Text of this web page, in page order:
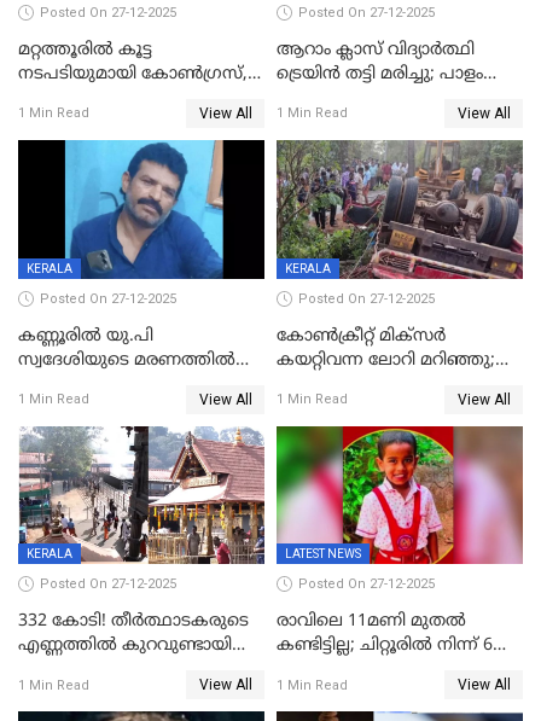
Posted On 27-12-2025
മറ്റത്തൂരിൽ കൂട്ട
നടപടിയുമായി കോണ്‍ഗ്രസ്,
എട്ട് പേര്‍ ഉള്‍പ്പെടെ
പത്തുപേരെ പുറത്താക്കി,
ചൊവ്വന്നൂരിലും നടപടി
1 Min Read View All
Posted On 27-12-2025
ആറാം ക്ലാസ് വിദ്യാർത്ഥി
ട്രെയിൻ തട്ടി മരിച്ചു; പാളം
അപകടം മലപ്പുറത്ത്
1 Min Read View All
KERALA
Posted On 27-12-2025
കണ്ണൂരിൽ യു.പി
സ്വദേശിയുടെ മരണത്തിൽ
കേസ്; തർക്കമുണ്ടായത്
ഫേഷ്യലിന് 300 രൂപ
ആവശ്യപ്പെട്ടതിനെച്ചൊല്ലി
1 Min Read View All
KERALA
Posted On 27-12-2025
കോണ്‍ക്രീറ്റ് മിക്‌സര്‍
കയറ്റിവന്ന ലോറി മറിഞ്ഞു;
അപകടം കണ്ണൂരിൽ
1 Min Read View All
KERALA
Posted On 27-12-2025
332 കോടി! തീർത്ഥാടകരുടെ
എണ്ണത്തിൽ കുറവുണ്ടായിട്ടും
കുതിച്ചുയരുന്നു
1 Min Read View All
LATEST NEWS
Posted On 27-12-2025
രാവിലെ 11മണി മുതൽ
കണ്ടിട്ടില്ല; ചിറ്റൂരിൽ നിന്ന് 6
1 Min Read View All